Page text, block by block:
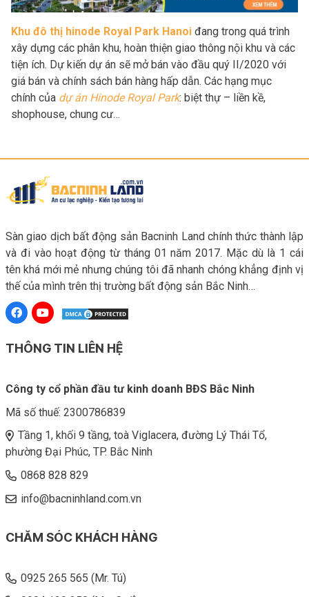
Khu đô thị hinode Royal Park Hanoi đang trong quá trình
xây dựng các phân khu, hoàn thiện giao thông nội khu và các
tiện ích. Dự kiến dự án sẽ mở bán vào đầu quý II/2020 với
giá bán và chính sách bán hàng hấp dẫn. Các hạng mục
chính của dự án Hinode Royal Park: biệt thự – liền kề,
shophouse, chung cư…
Sàn giao dịch bất động sản Bacninh Land chính thức thành lập
và đi vào hoạt động từ tháng 01 năm 2017. Mặc dù là 1 cái
tên khá mới mẻ nhưng chúng tôi đã nhanh chóng khẳng định vị
thế của mình trên thị trường bất động sản Bắc Ninh…
THÔNG TIN LIÊN HỆ
Công ty cổ phần đầu tư kinh doanh BĐS Bắc Ninh
Mã số thuế: 2300786839
Tầng 1, khối 9 tầng, toà Viglacera, đường Lý Thái Tổ,
phường Đại Phúc, TP. Bắc Ninh
0868 828 829
info@bacninhland.com.vn
CHĂM SÓC KHÁCH HÀNG
0925 265 565 (Mr. Tú)